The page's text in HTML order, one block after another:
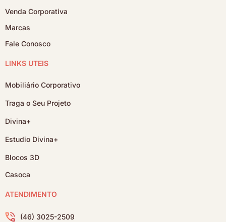
Venda Corporativa
Marcas
Fale Conosco
LINKS ÚTEIS
Mobiliário Corporativo
Traga o Seu Projeto
Divina+
Estudio Divina+
Blocos 3D
Casoca
ATENDIMENTO
(46) 3025-2509